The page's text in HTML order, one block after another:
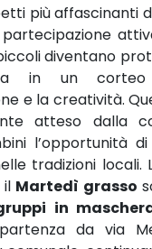
più affascinanti
diventano
in un
e la creatività.
atteso dalla
l’opportunità
tradizioni locali.
il Martedì grasso
in
da via